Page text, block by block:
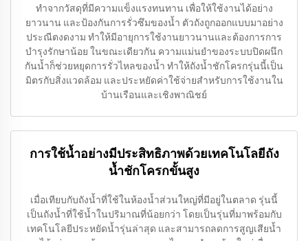
ทำจากวัสดุที่มีความแข็งแรงทนทาน เพื่อให้ใช้งานได้อย่าง
ยาวนาน และป้องกันการรั่วซึมของน้ำ ตัวถังถูกออกแบบมาอย่าง
ประณีตงดงาม ทำให้มีอายุการใช้งานยาวนานและต้องการการ
บำรุงรักษาน้อย ในขณะเดียวกัน ความแม่นยำของระบบปิดผนึก
กันน้ำก็ช่วยหยุดการรั่วไหลของน้ำ ทำให้ถังน้ำชักโครกรุ่นนี้เป็น
มิตรกับสิ่งแวดล้อม และประหยัดค่าใช้จ่ายสำหรับการใช้งานใน
บ้านเรือนและเชิงพาณิชย์
การใช้น้ำอย่างมีประสิทธิภาพด้วยเทคโนโลยีถัง
น้ำชักโครกขั้นสูง
เมื่อเทียบกับถังน้ำที่ใช้ในห้องน้ำส่วนใหญ่ที่มีอยู่ในตลาด รุ่นนี้
เป็นถังน้ำที่ใช้น้ำในปริมาณที่น้อยกว่า โดยเป็นรุ่นที่มาพร้อมกับ
เทคโนโลยีประหยัดน้ำรุ่นล่าสุด และสามารถลดการสูญเสียน้ำ